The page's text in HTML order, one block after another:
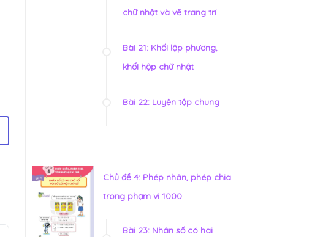
.
chữ nhật và vẽ trang trí
Bài 21: Khối lập phương,
khối hộp chữ nhật
Bài 22: Luyện tập chung
Chủ đề 4: Phép nhân, phép chia
trong phạm vi 1000
Bài 23: Nhân số có hai